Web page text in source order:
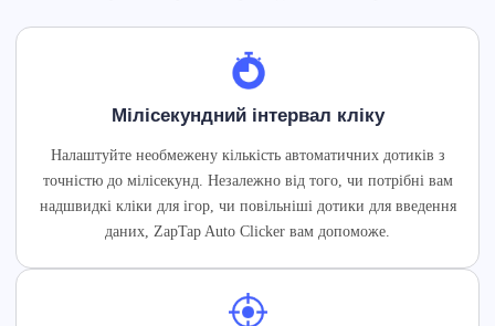
Мілісекундний інтервал кліку
Налаштуйте необмежену кількість автоматичних дотиків з
точністю до мілісекунд. Незалежно від того, чи потрібні вам
надшвидкі кліки для ігор, чи повільніші дотики для введення
даних, ZapTap Auto Clicker вам допоможе.